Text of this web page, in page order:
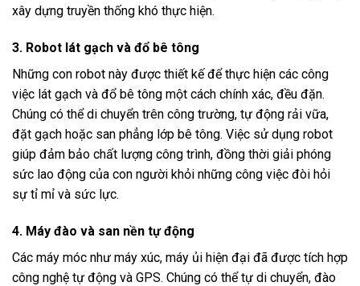
xây dựng truyền thống khó thực hiện.
3. Robot lát gạch và đổ bê tông
Những con robot này được thiết kế để thực hiện các công
việc lát gạch và đổ bê tông một cách chính xác, đều đặn.
Chúng có thể di chuyển trên công trường, tự động rải vữa,
đặt gạch hoặc san phẳng lớp bê tông. Việc sử dụng robot
giúp đảm bảo chất lượng công trình, đồng thời giải phóng
sức lao động của con người khỏi những công việc đòi hỏi
sự tỉ mỉ và sức lực.
4. Máy đào và san nền tự động
Các máy móc như máy xúc, máy ủi hiện đại đã được tích hợp
công nghệ tự động và GPS. Chúng có thể tự di chuyển, đào